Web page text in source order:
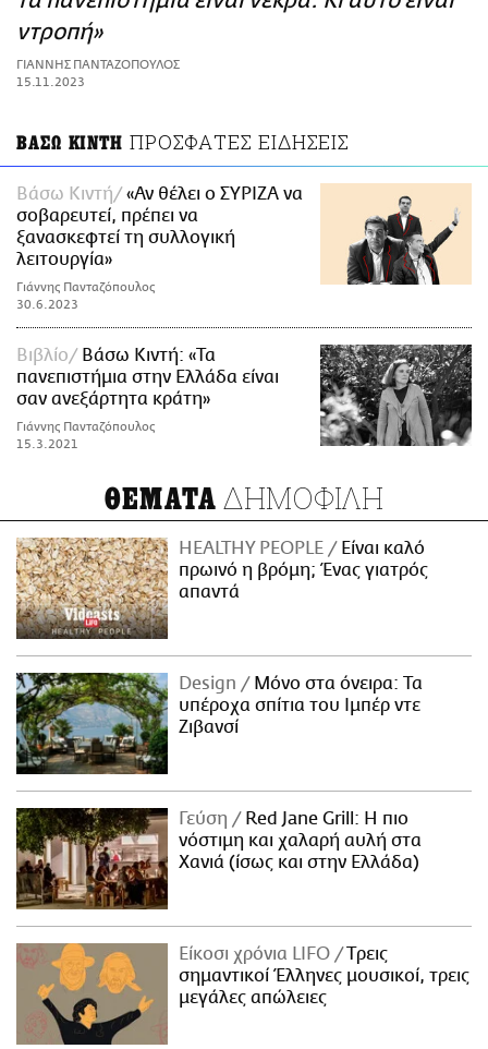
ΑΜΠΑ
PRINT
ντροπή»
ΓΙΑΝΝΗΣ ΠΑΝΤΑΖΟΠΟΥΛΟΣ
15.11.2023
ΒΑΣΩ ΚΙΝΤΗ ΠΡΟΣΦΑΤΕΣ ΕΙΔΗΣΕΙΣ
Βάσω Κιντή
«Αν θέλει ο ΣΥΡΙΖΑ να
σοβαρευτεί, πρέπει να
ξανασκεφτεί τη συλλογική
λειτουργία»
Γιάννης Πανταζόπουλος
30.6.2023
Βιβλίο
Βάσω Κιντή: «Τα
πανεπιστήμια στην Ελλάδα είναι
σαν ανεξάρτητα κράτη»
Γιάννης Πανταζόπουλος
15.3.2021
ΘΕΜΑΤΑ ΔΗΜΟΦΙΛΗ
HEALTHY PEOPLE
Είναι καλό
πρωινό η βρόμη; Ένας γιατρός
απαντά
Design
Μόνο στα όνειρα: Τα
υπέροχα σπίτια του Ιμπέρ ντε
Ζιβανσί
Γεύση
Red Jane Grill: Η πιο
νόστιμη και χαλαρή αυλή στα
Χανιά (ίσως και στην Ελλάδα)
Είκοσι χρόνια LIFO
Tρεις
σημαντικοί Έλληνες μουσικοί, τρεις
μεγάλες απώλειες